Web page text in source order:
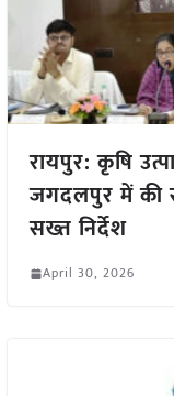
रायपुर: कृषि
जगदलपुर में की
सख्त निर्देश
April 30, 2026